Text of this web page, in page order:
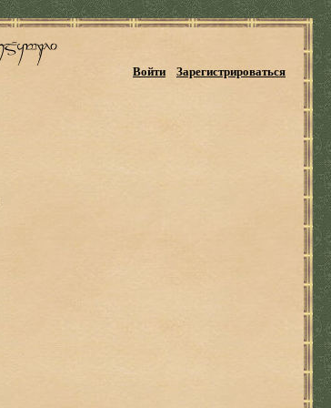
Войти Зарегистрироваться